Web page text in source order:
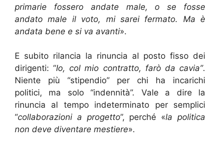
primarie fossero andate male, o se fosse
andato male il voto, mi sarei fermato. Ma è
andata bene e si va avanti».
E subito rilancia la rinuncia al posto fisso dei
dirigenti: “Io, col mio contratto, farò da cavia”.
Niente più “stipendio” per chi ha incarichi
politici, ma solo “indennità”. Vale a dire la
rinuncia al tempo indeterminato per semplici
“collaborazioni a progetto”, perché «la politica
non deve diventare mestiere».